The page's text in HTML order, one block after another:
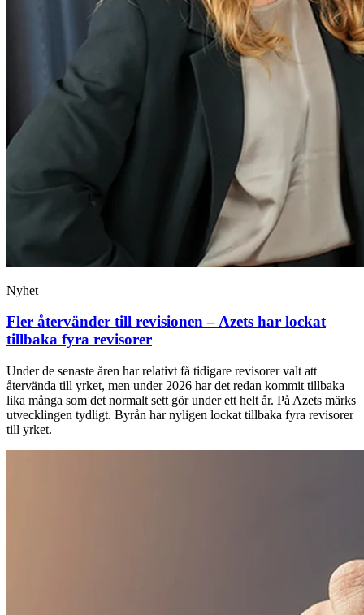
Nyhet
Fler återvänder till revisionen – Azets har lockat
tillbaka fyra revisorer
Under de senaste åren har relativt få tidigare revisorer valt att
återvända till yrket, men under 2026 har det redan kommit tillbaka
lika många som det normalt sett gör under ett helt år. På Azets märks
utvecklingen tydligt. Byrån har nyligen lockat tillbaka fyra revisorer
till yrket.